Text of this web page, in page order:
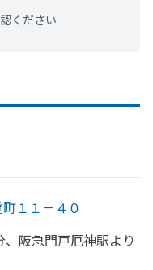
ください
１１－４０
阪急門戸厄神駅より